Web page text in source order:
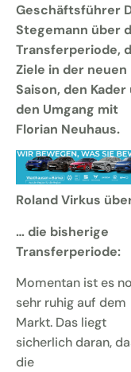
Geschäftsführer
Stegemann über
Transferperiode,
Ziele in der neuen
Saison, den Kader
den Umgang mit
Florian Neuhaus.
Roland Virkus
… die bisherige
Transferperiode:
Momentan ist es
sehr ruhig auf dem
Markt. Das liegt
sicherlich daran,
die